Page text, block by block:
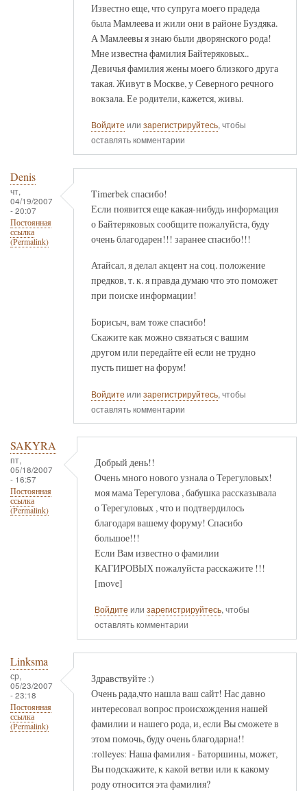
Известно еще, что супруга моего прадеда
была Мамлеева и жили они в районе Буздяка.
А Мамлеевы я знаю были дворянского рода!
Мне известна фамилия Байтеряковых..
Девичья фамилия жены моего близкого друга
такая. Живут в Москве, у Северного речного
вокзала. Ее родители, кажется, живы.
Войдите или зарегистрируйтесь, чтобы
оставлять комментарии
Denis
чт,
04/19/2007
- 20:07
Постоянная
ссылка
(Permalink)
Timerbek спасибо!
Если появится еще какая-нибудь информация
о Байтеряковых сообщите пожалуйста, буду
очень благодарен!!! заранее спасибо!!!
Атайсал, я делал акцент на соц. положение
предков, т. к. я правда думаю что это поможет
при поиске информации!
Борисыч, вам тоже спасибо!
Скажите как можно связаться с вашим
другом или передайте ей если не трудно
пусть пишет на форум!
Войдите или зарегистрируйтесь, чтобы
оставлять комментарии
SAKYRA
пт,
05/18/2007
- 16:57
Постоянная
ссылка
(Permalink)
Добрый день!!
Очень много нового узнала о Терегуловых!
моя мама Терегулова , бабушка рассказывала
о Терегуловых , что и подтвердилось
благодаря вашему форуму! Спасибо
большое!!!
Если Вам известно о фамилии
КАГИРОВЫХ пожалуйста расскажите !!!
[move]
Войдите или зарегистрируйтесь, чтобы
оставлять комментарии
Linksma
ср,
05/23/2007
- 23:18
Постоянная
ссылка
(Permalink)
Здравствуйте :)
Очень рада,что нашла ваш сайт! Нас давно
интересовал вопрос происхождения нашей
фамилии и нашего рода, и, если Вы сможете в
этом помочь, буду очень благодарна!!
:rolleyes: Наша фамилия - Баторшины, может,
Вы подскажите, к какой ветви или к какому
роду относится эта фамилия?